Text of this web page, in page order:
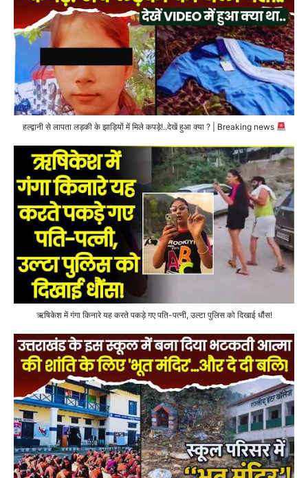
हल्द्वानी से लापता लड़की के झाड़ियों में मिले कपड़े!..देखें हुआ क्या ? | Breaking news
ऋषिकेश में गंगा किनारे यह करते पकड़े गए पति-पत्नी, उल्टा पुलिस को दिखाई धौंस!